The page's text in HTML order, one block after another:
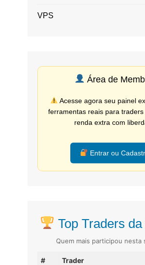
VPS
Área de
Acesse agora seu painel
ferramentas reais para
renda extra com
Entrar ou
Top Traders
Quem mais participou nesta
# Trader